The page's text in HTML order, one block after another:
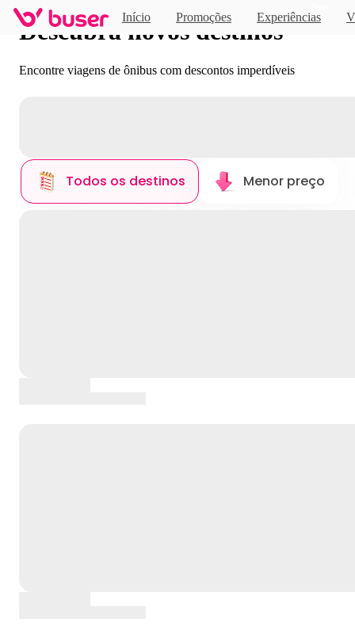
Início Promoções Experiências
Descubra novos destinos
Encontre viagens de ônibus com descontos imperdíveis
Todos os destinos Menor preço